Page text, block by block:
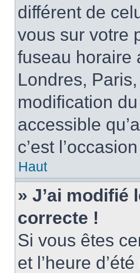
différent de
vous sur votre
fuseau horaire
Londres,
modification
accessible
c’est
Haut
» J’ai modifié
correcte !
Si vous êtes
et l’heure